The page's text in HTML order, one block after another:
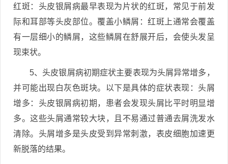
红斑：头皮银屑病最早表现为片状的红斑，常见于前发
际和耳部等头皮部位。覆盖小鳞屑：红斑上通常会覆盖
有一层细小的鳞屑，这些鳞屑在舒展开后，会使头发呈
现束状。
5、头皮银屑病初期症状主要表现为头屑异常增多，
并可能出现白灰色斑块。以下是具体的症状表现：头屑
增多：头皮银屑病初期，患者会发现头屑比平时明显增
多。这些头屑通常较大块，且不易通过普通去屑洗发水
清除。头屑增多是头皮受到异常刺激，表皮细胞加速更
新脱落的结果。